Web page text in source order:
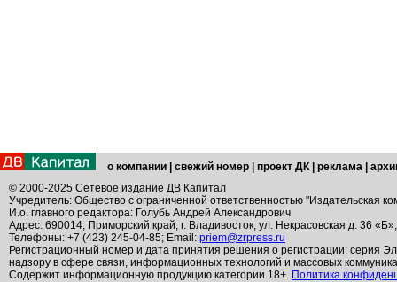
о компании свежий номер проект ДК реклама
© 2000-2025 Сетевое издание ДВ Капитал
Учредитель: Общество с ограниченной ответственностью "Издательская
И.о. главного редактора: Голубь Андрей Александрович
Адрес: 690014, Приморский край, г. Владивосток, ул. Некрасовская д. 36
Телефоны: +7 (423) 245-04-85; Email: priem@zrpress.ru
Регистрационный номер и дата принятия решения о регистрации: серия
надзору в сфере связи, информационных технологий и массовых
Содержит информационную продукцию категории 18+. Политика